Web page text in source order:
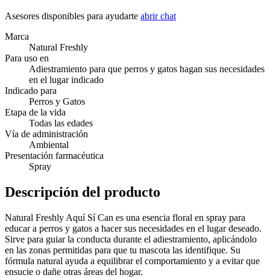
Asesores disponibles para ayudarte abrir chat
Marca
Natural Freshly
Para uso en
Adiestramiento para que perros y gatos hagan sus necesidades
en el lugar indicado
Indicado para
Perros y Gatos
Etapa de la vida
Todas las edades
Vía de administración
Ambiental
Presentación farmacéutica
Spray
Descripción del producto
Natural Freshly Aquí Sí Can es una esencia floral en spray para
educar a perros y gatos a hacer sus necesidades en el lugar deseado.
Sirve para guiar la conducta durante el adiestramiento, aplicándolo
en las zonas permitidas para que tu mascota las identifique. Su
fórmula natural ayuda a equilibrar el comportamiento y a evitar que
ensucie o dañe otras áreas del hogar.